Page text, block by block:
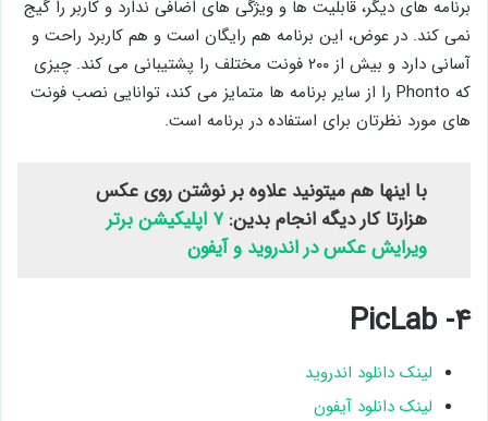
برنامه های دیگر، قابلیت ها و ویژگی های اضافی ندارد و کاربر را گیج
نمی کند. در عوض، این برنامه هم رایگان است و هم کاربرد راحت و
آسانی دارد و بیش از ۲۰۰ فونت مختلف را پشتیبانی می کند. چیزی
که Phonto را از سایر برنامه ها متمایز می کند، توانایی نصب فونت
های مورد نظرتان برای استفاده در برنامه است.
با اینها هم میتونید علاوه بر نوشتن روی عکس
هزارتا کار دیگه انجام بدین: ۷ اپلیکیشن برتر
ویرایش عکس در اندروید و آیفون
۴- PicLab
لینک دانلود اندروید
لینک دانلود آیفون